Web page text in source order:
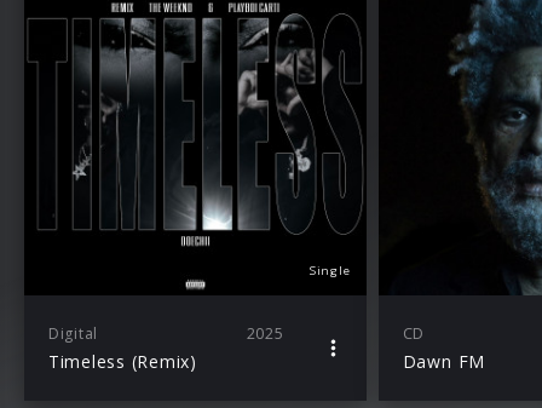
Single
Digital 2025
Timeless (Remix)
CD
Dawn FM